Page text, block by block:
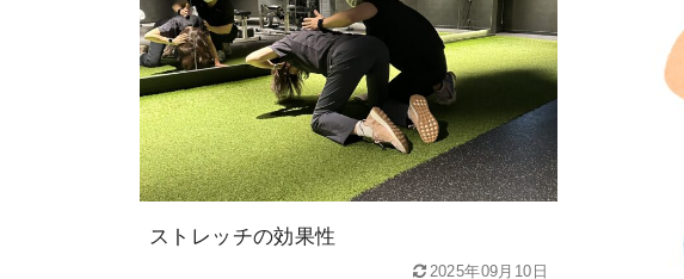
ストレッチの効果性
2025年09月10日